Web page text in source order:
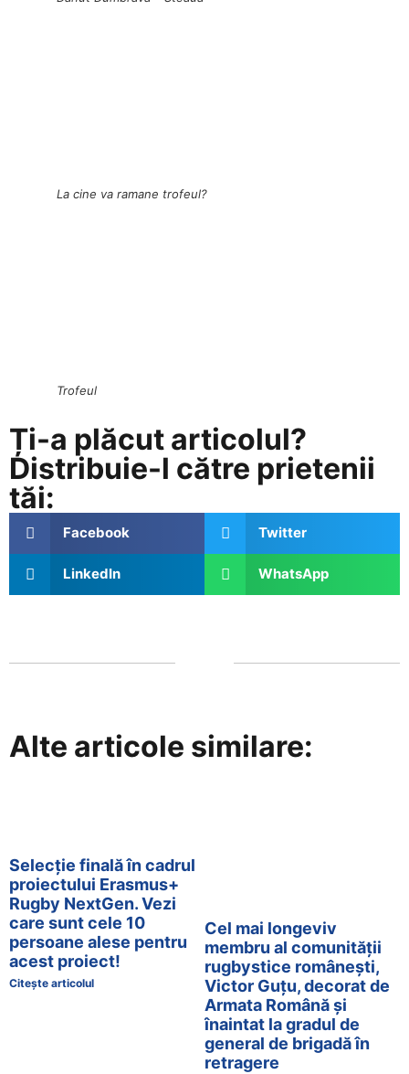
La cine va ramane trofeul?
Trofeul
Ți-a plăcut articolul?
Distribuie-l către prietenii
tăi:
Facebook Twitter
LinkedIn WhatsApp
Alte articole similare:
Selecție finală în cadrul
proiectului Erasmus+
Rugby NextGen. Vezi
care sunt cele 10
persoane alese pentru
acest proiect!
Citește articolul
Cel mai longeviv
membru al comunității
rugbystice românești,
Victor Guțu, decorat de
Armata Română și
înaintat la gradul de
general de brigadă în
retragere